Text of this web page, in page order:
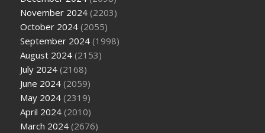
November 2024 (2203)
October 2024 (2055)
September 2024 (1998)
August 2024 (2153)
July 2024 (2168)
June 2024 (2059)
May 2024 (2319)
April 2024 (2010)
March 2024 (2676)